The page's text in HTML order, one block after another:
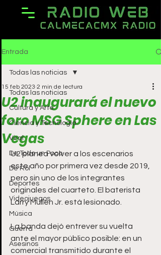
Entrada
Todas las noticias
Cultura y Arte
Ciencia y Tecnología
Viral
De Todo un Poco
De Rol
Deportes
Videojuegos
Música
Guerra
Asesinos
Todas las noticias
U2 inaugurará el nuevo
foro MSG Sphere en Las
Vegas
15 feb 2023 2 min de lectura
U2 planea volver a los escenarios
este año por primera vez desde 2019,
pero sin uno de los integrantes
originales del cuarteto. El baterista
Larry Mullen Jr. está lesionado.
La banda dejó entrever su vuelta
ante el mayor público posible: en un
comercial transmitido durante el